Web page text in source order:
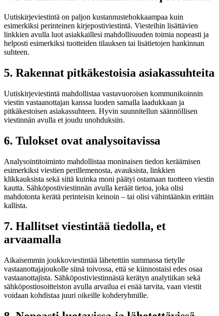
Uutiskirjeviestintä on paljon kustannustehokkaampaa kuin
esimerkiksi perinteinen kirjepostiviestintä. Viesteihin lisättävien
linkkien avulla luot asiakkaillesi mahdollisuuden toimia nopeasti ja
helposti esimerkiksi tuotteiden tilauksen tai lisätietojen hankinnan
suhteen.
5. Rakennat pitkäkestoisia asiakassuhteita
Uutiskirjeviestintä mahdollistaa vastavuoroisen kommunikoinnin
viestin vastaanottajan kanssa luoden samalla laadukkaan ja
pitkäkestoisen asiakassuhteen. Hyvin suunnitellun säännöllisen
viestinnän avulla et joudu unohduksiin.
6. Tulokset ovat analysoitavissa
Analysointitoiminto mahdollistaa moninaisen tiedon keräämisen
esimerkiksi viestien perillemenosta, avauksista, linkkien
klikkauksista sekä siitä kuinka moni päätyi ostamaan tuotteen viestin
kautta. Sähköpostiviestinnän avulla keräät tietoa, joka olisi
mahdotonta kerätä perinteisin keinoin – tai olisi vähintäänkin erittäin
kallista.
7. Hallitset viestintää tiedolla, et
arvaamalla
Aikaisemmin joukkoviestintää lähetettiin summassa tietylle
vastaanottajajoukolle siinä toivossa, että se kiinnostaisi edes osaa
vastaanottajista. Sähköpostiviestinnästä kerätyn analytiikan sekä
sähköpostiosoitteiston avulla arvailua ei enää tarvita, vaan viestit
voidaan kohdistaa juuri oikeille kohderyhmille.